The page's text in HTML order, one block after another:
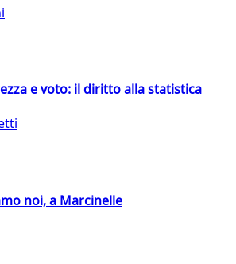
e voto: il diritto alla statistica
noi, a Marcinelle